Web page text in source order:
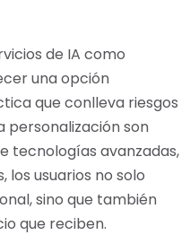
de IA como
una opción
que conlleva riesgos
personalización son
tecnologías avanzadas,
usuarios no solo
sino que también
que reciben.